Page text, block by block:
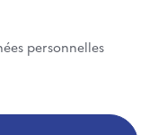
personnelles